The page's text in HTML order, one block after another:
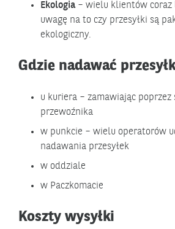
Ekologia– wielu klientów coraz
uwagę na to czy przesyłki są
ekologiczny.
Gdzie nadawać
u kuriera – zamawiając poprzez
przewoźnika
w punkcie – wielu operatorów
nadawania przesyłek
w oddziale
w Paczkomacie
Koszty wysyłki